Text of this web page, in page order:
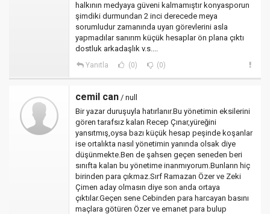
halkının medyaya güveni kalmamıştır konyasporun
şimdiki durmundan 2 inci derecede meya
sorumludur zamanında uyarı görevlerini asla
yapmadılar sanırım küçük hesaplar ön plana çıktı
dostluk arkadaşlık v.s....
Yanıtla (0) (0)
cemil can / null
Bir yazar duruşuyla hatırlanır.Bu yönetimin eksilerini
gören tarafsız kalan Recep Çınar,yüreğini
yansıtmış,oysa bazı küçük hesap peşinde koşanlar
ise ortalıkta nasıl yönetimin yanında olsak diye
düşünmekte.Ben de şahsen geçen seneden beri
sınıfta kalan bu yönetime inanmıyorum.Bunların hiç
birinden para çıkmaz.Sırf Ramazan Özer ve Zeki
Çimen aday olmasın diye son anda ortaya
çıktılar.Geçen sene Cebinden para harcayan basını
maçlara götüren Özer ve emanet para bulup